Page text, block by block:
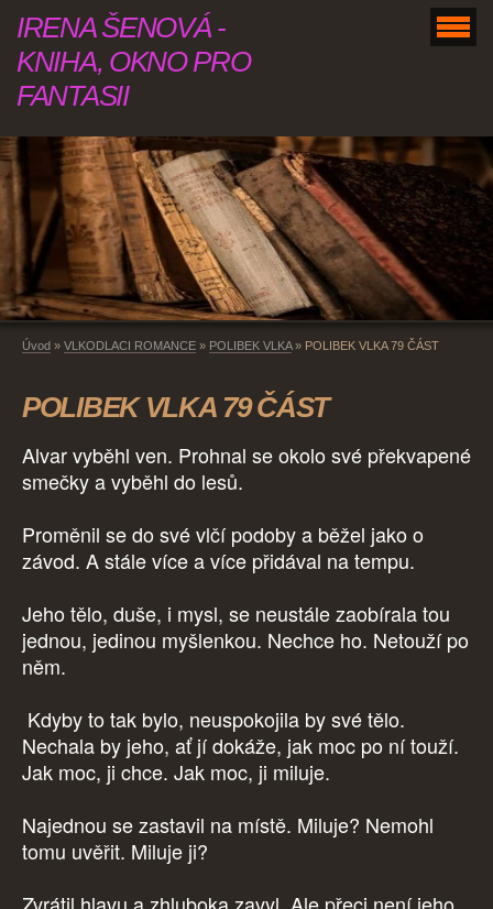
IRENA ŠENOVÁ -
KNIHA, OKNO PRO
FANTASII
Úvod » VLKODLACI ROMANCE » POLIBEK VLKA» POLIBEK VLKA 79 ČÁST
POLIBEK VLKA 79 ČÁST
Alvar vyběhl ven. Prohnal se okolo své překvapené
smečky a vyběhl do lesů.
Proměnil se do své vlčí podoby a běžel jako o
závod. A stále více a více přidával na tempu.
Jeho tělo, duše, i mysl, se neustále zaobírala tou
jednou, jedinou myšlenkou. Nechce ho. Netouží po
něm.
Kdyby to tak bylo, neuspokojila by své tělo.
Nechala by jeho, ať jí dokáže, jak moc po ní touží.
Jak moc, ji chce. Jak moc, ji miluje.
Najednou se zastavil na místě. Miluje? Nemohl
tomu uvěřit. Miluje ji?